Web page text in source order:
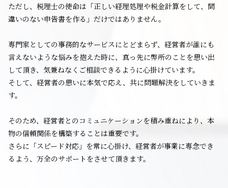
ただし、税理士の使命は「正しい経理処理や税金計算をして、間
違いのない申告書を作る」だけではありません。
専門家としての事務的なサービスにとどまらず、経営者が誰にも
言えないような悩みを抱えた時に、真っ先に弊所のことを思い出
して頂き、気兼ねなくご相談できるように心掛けています。
そして、経営者の思いに本気で応え、共に問題解決をしていきま
す。
そのため、経営者とのコミュニケーションを積み重ねにより、本
物の信頼関係を構築することは重要です。
さらに「スピード対応」を常に心掛け、経営者が事業に専念でき
るよう、万全のサポートをさせて頂きます。